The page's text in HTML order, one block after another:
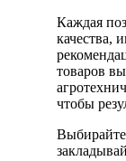
Каждая
качества,
товаров
чтобы